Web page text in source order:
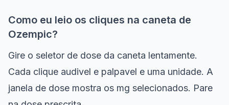
Como eu leio os cliques na caneta de
Ozempic?
Gire o seletor de dose da caneta lentamente.
Cada clique audivel e palpavel e uma unidade. A
janela de dose mostra os mg selecionados. Pare